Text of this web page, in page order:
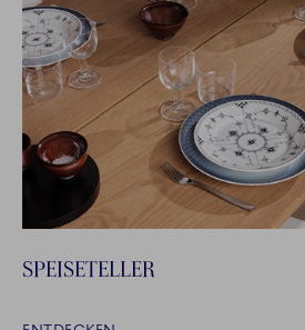
SPEISETELLER